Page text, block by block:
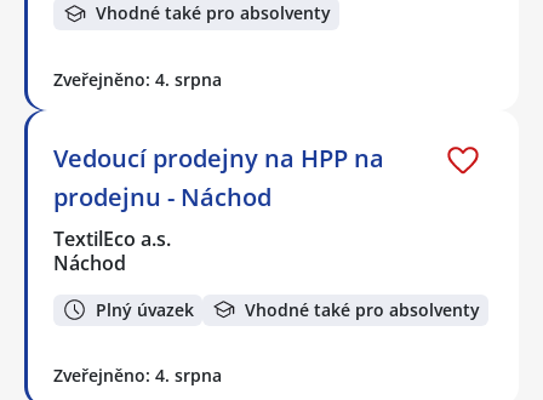
Vhodné také pro absolventy
Zveřejněno: 4. srpna
Vedoucí prodejny na HPP na
prodejnu - Náchod
TextilEco a.s.
Náchod
Plný úvazek Vhodné také pro absolventy
Zveřejněno: 4. srpna